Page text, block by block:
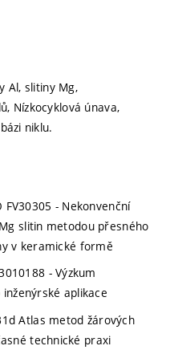
Al, slitiny Mg,
Nízkocyklová únava,
niklu.
FV30305 - Nekonvenční
slitin metodou přesného
v keramické formě
- Výzkum
aplikace
Atlas metod žárových
technické praxi